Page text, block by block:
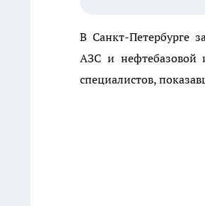
В Санкт-Петербурге
АЗС и нефтебазовой
специалистов,